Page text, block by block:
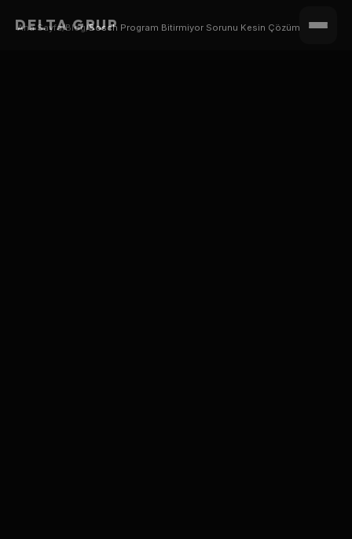
DELTA GRUP
Ana Sayfa/Blog/Bosch Program Bitirmiyor Sorunu Kesin Çözüm